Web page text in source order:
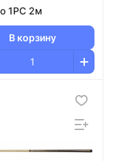
1РС 2м
В корзину